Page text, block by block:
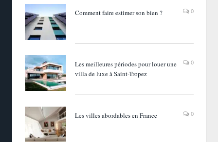
0
Comment faire estimer son bien ?
0
Les meilleures périodes pour louer une
villa de luxe à Saint-Tropez
0
Les villes abordables en France